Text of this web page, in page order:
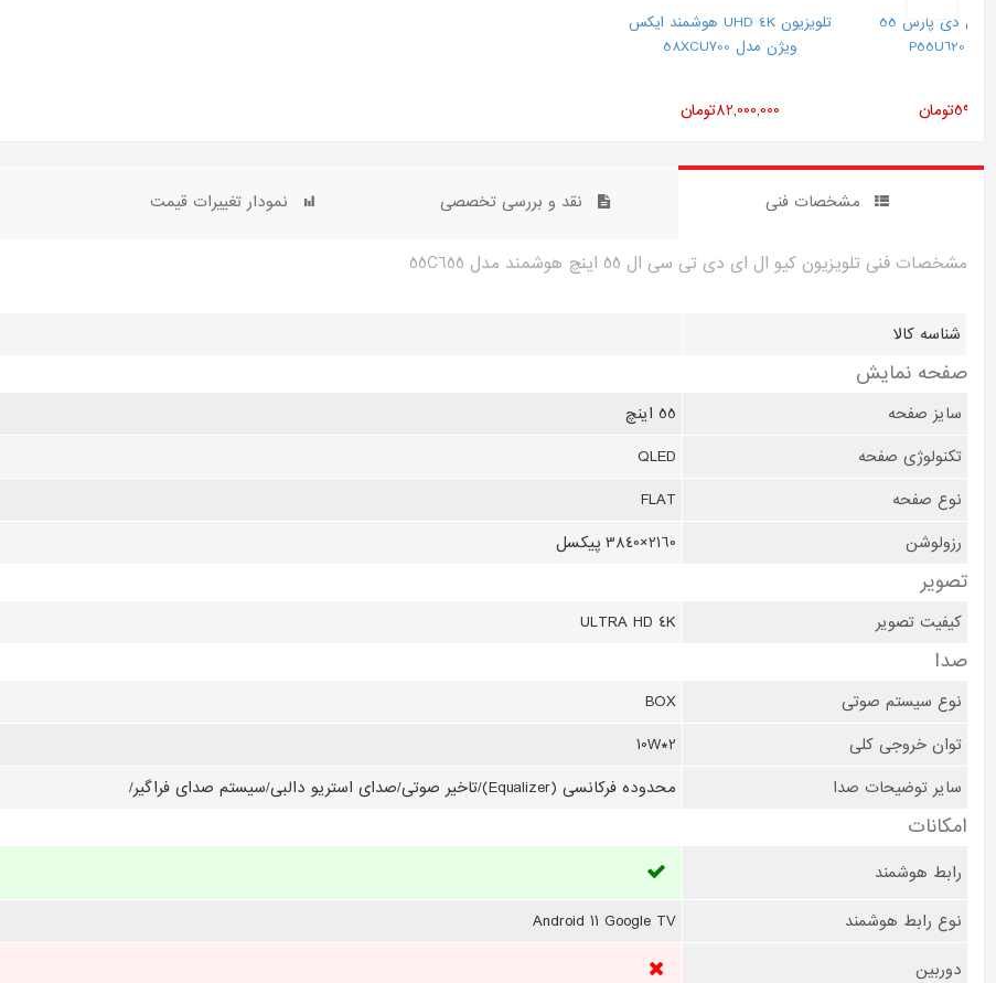
تلویزیون UHD 4K هوشمند ایکس
ویژن مدل 58XCU700
82,000,000تومان
تلویزیون ال ای دی پارس 55
تومان
مشخصات فنی نقد و بررسی تخصصی نمودار تغییرات قیمت
مشخصات فنی تلویزیون کیو ال ای دی تی سی ال 55 اینچ هوشمند مدل 55C655
شناسه کالا
صفحه نمايش
سایز صفحه
55 اینچ
تکنولوژی صفحه
QLED
نوع صفحه
FLAT
رزولوشن
2160×3840 پیکسل
تصوير
کیفیت تصویر ULTRA HD 4K
صدا
نوع سیستم صوتی
BOX
توان خروجی کلی
2*10W
سایر توضیحات صدا
محدوده فرکانسی (Equalizer)/تاخیر صوتی/صدای استریو دالبی/سیستم صدای فراگیر/
امکانات
رابط هوشمند
نوع رابط هوشمند
Android 11 Google TV
دوربین